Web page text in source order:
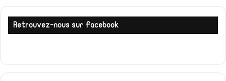
Retrouvez-nous sur Facebook